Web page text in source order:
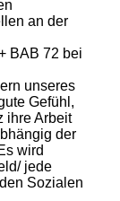
an der
BAB 72 bei
unseres
Gefühl,
ihre Arbeit
der
wird
jede
Sozialen